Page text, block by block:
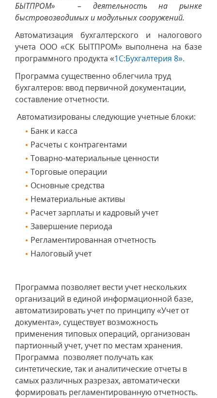
БЫТПРОМ» – деятельность на рынке
быстровозводимых и модульных сооружений.
Автоматизация бухгалтерского и налогового
учета ООО «СК БЫТПРОМ» выполнена на базе
программного продукта «1С:Бухгалтерия 8».
Программа существенно облегчила труд
бухгалтеров: ввод первичной документации,
составление отчетности.
Автоматизированы следующие учетные блоки:
Банк и касса
Расчеты с контрагентами
Товарно-материальные ценности
Торговые операции
Основные средства
Нематериальные активы
Расчет зарплаты и кадровый учет
Завершение периода
Регламентированная отчетность
Налоговый учет
Программа позволяет вести учет нескольких
организаций в единой информационной базе,
автоматизировать учет по принципу «Учет от
документа», существует возможность
применения типовых операций, организован
партионный учет, учет по местам хранения.
Программа позволяет получать как
синтетические, так и аналитические отчеты в
самых различных разрезах, автоматически
формировать регламентированную отчетность.